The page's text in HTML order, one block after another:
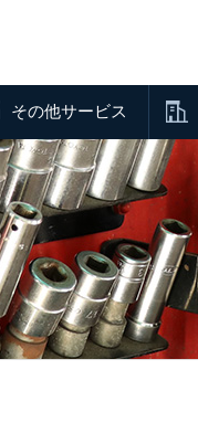
その他サービス